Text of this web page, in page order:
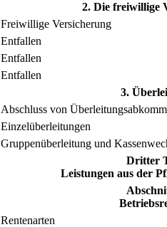
2. Die freiwillige
Freiwillige Versicherung
Entfallen
Entfallen
Entfallen
3.
Abschluss von
Einzelüberleitungen
Gruppenüberleitung und
Dritter
Leistungen aus der
Rentenarten